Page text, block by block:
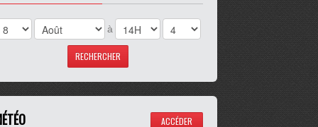
à
ACCÉDER